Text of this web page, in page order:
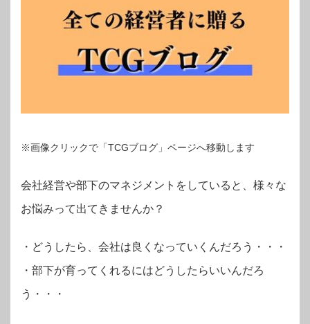
※画像クリックで「TCGブログ」ページへ移動します
会社経営や部下のマネジメントをしていると、様々な
お悩みって出てきませんか？
・ どうしたら、会社は良くなっていくんだろう・・・
・部下が育ってくれるにはどうしたらいいんだろ
う・・・